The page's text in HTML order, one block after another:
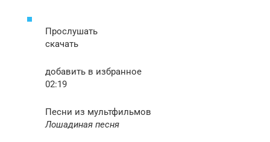
Прослушать
скачать
добавить в избранное
02:19
Песни из мультфильмов
Лошадиная песня